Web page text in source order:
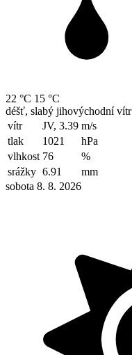
22 °C 15 °C
déšť, slabý jihovýchodní vítr
vítr
JV, 3.39 m/s
tlak
1021
hPa
vlhkost 76
%
srážky 6.91
mm
sobota 8. 8. 2026